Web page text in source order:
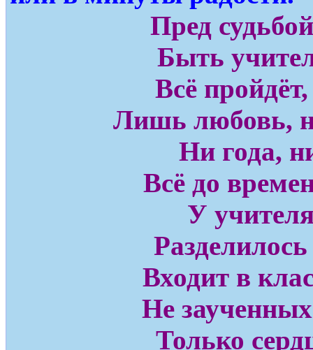
Пред
Быть
Всё
Лишь любовь,
Ни года,
Всё до
У
Входит в
Не
Только